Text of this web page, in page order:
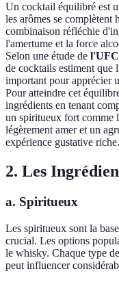
Un cocktail équilibré est
les arômes se complètent
combinaison réfléchie
l'amertume et la force
Selon une étude de
de cocktails estiment que
important pour apprécier
Pour atteindre cet
ingrédients en tenant
un spiritueux fort comme
légèrement amer et un
expérience gustative riche.
2. Les
a. Spiritueux
Les spiritueux sont la
crucial. Les options
le whisky. Chaque type
peut influencer